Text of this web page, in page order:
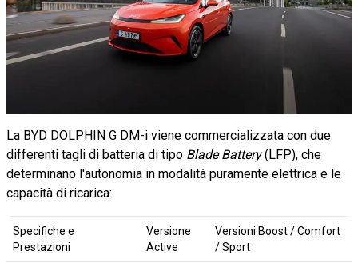
La BYD DOLPHIN G DM-i viene commercializzata con due
differenti tagli di batteria di tipo Blade Battery(LFP), che
determinano l'autonomia in modalità puramente elettrica e le
capacità di ricarica:
Specifiche e
Prestazioni
Versione
Active
Versioni Boost / Comfort
/ Sport